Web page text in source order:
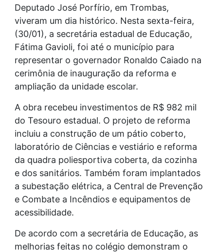
Deputado José Porfírio, em Trombas,
viveram um dia histórico. Nesta sexta-feira,
(30/01), a secretária estadual de Educação,
Fátima Gavioli, foi até o município para
representar o governador Ronaldo Caiado na
cerimônia de inauguração da reforma e
ampliação da unidade escolar.
A obra recebeu investimentos de R$ 982 mil
do Tesouro estadual. O projeto de reforma
incluiu a construção de um pátio coberto,
laboratório de Ciências e vestiário e reforma
da quadra poliesportiva coberta, da cozinha
e dos sanitários. Também foram implantados
a subestação elétrica, a Central de Prevenção
e Combate a Incêndios e equipamentos de
acessibilidade.
De acordo com a secretária de Educação, as
melhorias feitas no colégio demonstram o